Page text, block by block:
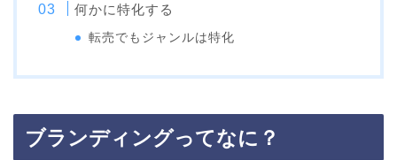
何かに特化する
転売でもジャンルは特化
ブランディングってなに？